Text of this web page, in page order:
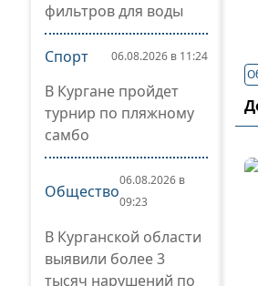
фильтров для воды
Спорт 06.08.2026 в 11:24
В Кургане пройдет
турнир по пляжному
самбо
Общество
06.08.2026 в
09:23
В Курганской области
выявили более 3
тысяч нарушений по